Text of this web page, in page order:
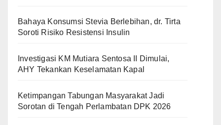
Bahaya Konsumsi Stevia Berlebihan, dr. Tirta
Soroti Risiko Resistensi Insulin
Investigasi KM Mutiara Sentosa II Dimulai,
AHY Tekankan Keselamatan Kapal
Ketimpangan Tabungan Masyarakat Jadi
Sorotan di Tengah Perlambatan DPK 2026